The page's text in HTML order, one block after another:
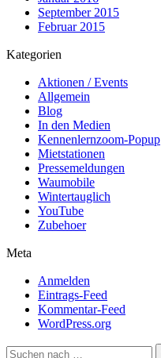
September 2015
Februar 2015
Kategorien
Aktionen / Events
Allgemein
Blog
In den Medien
Kennenlernzoom-Popup
Mietstationen
Pressemeldungen
Waumobile
Wintertauglich
YouTube
Zubehoer
Meta
Anmelden
Eintrags-Feed
Kommentar-Feed
WordPress.org
Suchen